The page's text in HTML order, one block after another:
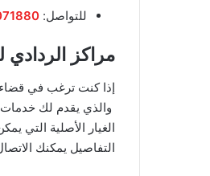
​للتواصل:
مراكز الردادي
إذا كنت ترغب في قضاء
والذي يقدم لك خدمات
الغيار الأصلية التي
التفاصيل يمكنك